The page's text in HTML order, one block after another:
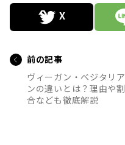
前の記事
ヴィーガン・ベジタリア
ンの違いとは？理由や割
合なども徹底解説